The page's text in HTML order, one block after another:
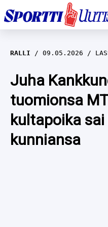
EM-YLEISURHEILU
JÄÄKIEKKO
YLEISURHEILU
WILMA HELTELÄ
TALVILAJIT
RALLI 09.05.2026
Juha
tuomionsa
kultapoika
kunniansa